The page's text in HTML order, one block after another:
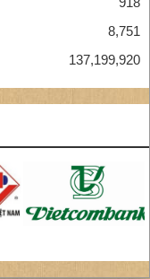
8,751
137,199,920